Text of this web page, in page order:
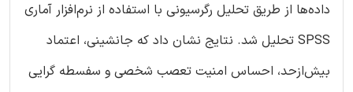
داده‌ها از طریق تحلیل رگرسیونی با استفاده از نرم‌افزار آماری
SPSS تحلیل شد. نتایج نشان داد که جانشینی، اعتماد
بیش‌ازحد، احساس امنیت تعصب شخصی و سفسطه گرایی